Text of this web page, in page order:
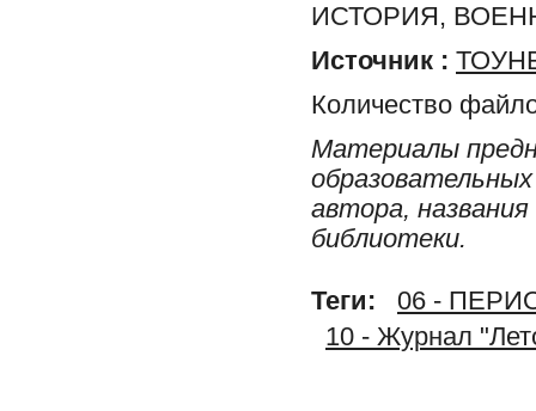
ИСТОРИЯ,
Источник :
Количество
Материалы
автора,
библиотеки.
Теги:
06 -
10 - Журнал